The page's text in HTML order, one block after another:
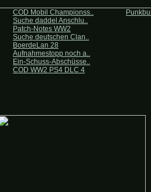
COD Mobil Championss..
Suche daddel Anschlu..
Patch-Notes WW2
Suche deutschen Clan..
BoerdeLan 28
Aufnahmestopp noch a..
Ein-Schuss-Abschüsse..
COD WW2 PS4 DLC 4